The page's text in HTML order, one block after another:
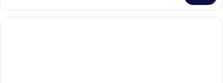
Suite
Prestige,
Terrace